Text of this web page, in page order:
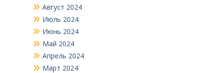
Август 2024
Июль 2024
Июнь 2024
Май 2024
Апрель 2024
Март 2024